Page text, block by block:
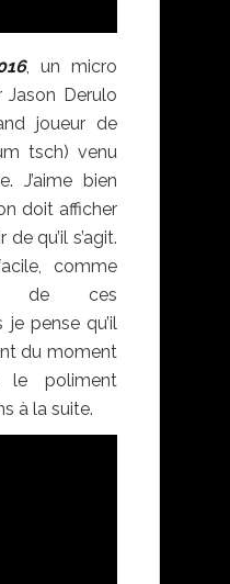
, un micro
Derulo
joueur de
tsch) venu
J’aime bien
doit afficher
qu’il s’agit.
comme
de ces
pense qu’il
du moment
le poliment
à la suite.